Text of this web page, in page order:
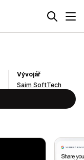
Vývojář
Saim SoftTech